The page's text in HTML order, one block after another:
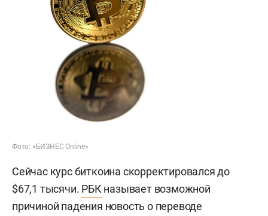
Фото: «БИЗНЕС Online»
Сейчас курс биткоина скорректировался до
$67,1 тысячи. РБК называет возможной
причиной падения новость о переводе